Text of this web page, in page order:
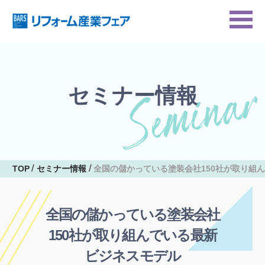
セミナー情報
TOP セミナー情報 全国の儲かっている塗装会社150社が取り組
全国の儲かっている塗装会社
150社が取り組んでいる最新
ビジネスモデル